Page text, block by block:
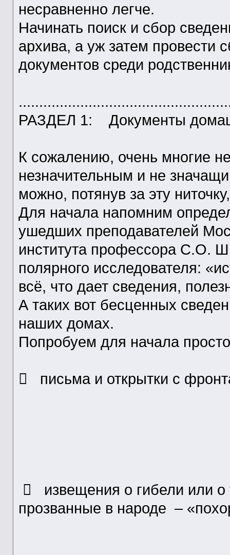
несравненно легче.
Начинать поиск и сбор
архива, а уж затем провести
документов среди
РАЗДЕЛ 1: Документы
К сожалению, очень многие
незначительным и не
можно, потянув за эту
Для начала напомним
ушедших преподавателей
института профессора С.О.
полярного исследователя:
всё, что дает сведения,
А таких вот бесценных
наших домах.
Попробуем для начала
 письма и открытки с
 извещения о гибели или о
прозванные в народе –